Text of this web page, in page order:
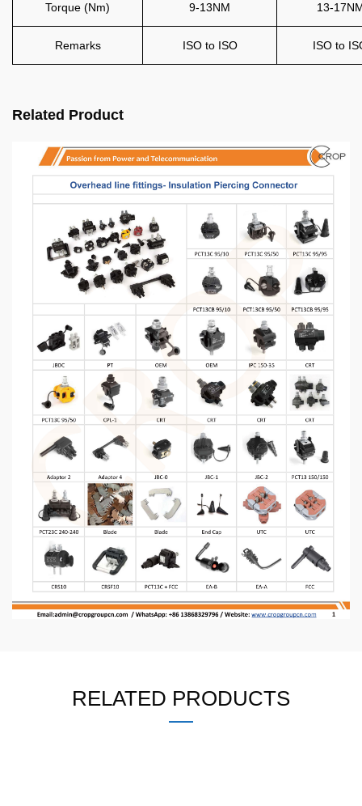
Torque (Nm) 9-13NM 13-
Remarks ISO to ISO ISO to
Related Product
RELATED PRODUCTS